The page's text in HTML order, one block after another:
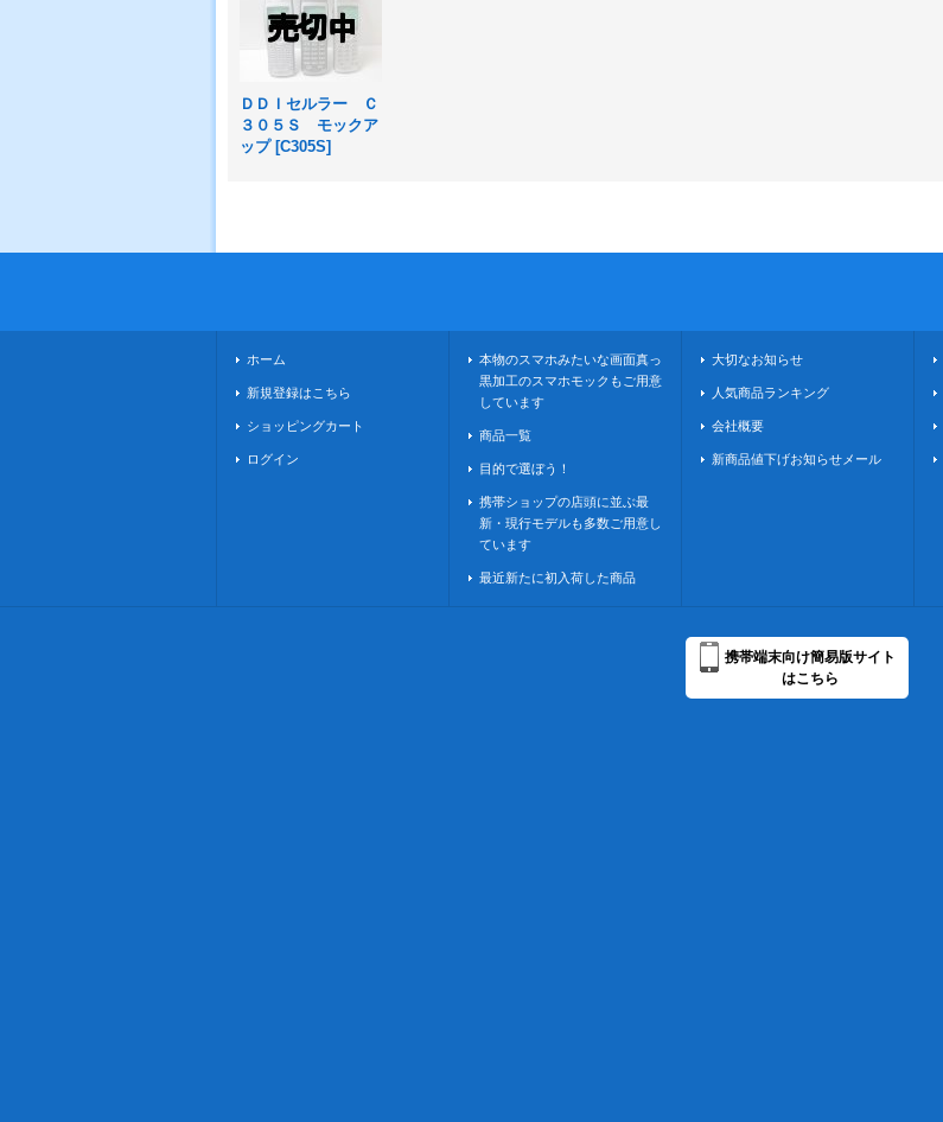
ＤＤＩセルラー Ｃ
３０５Ｓ モックア
ップ [C305S]
ホーム
新規登録はこちら
ショッピングカート
ログイン
本物のスマホみたいな画面真っ
黒加工のスマホモックもご用意
しています
商品一覧
目的で選ぼう！
携帯ショップの店頭に並ぶ最
新・現行モデルも多数ご用意し
ています
最近新たに初入荷した商品
大切なお知らせ
人気商品ランキング
会社概要
新商品値下げお知らせメール
携帯端末向け簡易版サイト
はこちら